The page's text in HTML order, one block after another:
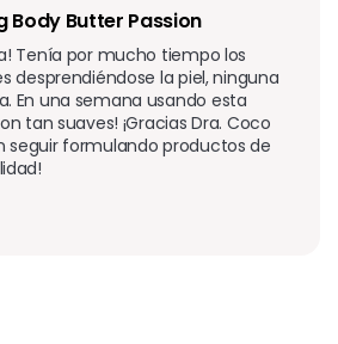
Body Butter Passion
Tenía por mucho tiempo los
desprendiéndose la piel, ninguna
En una semana usando esta
tan suaves! ¡Gracias Dra. Coco
seguir formulando productos de